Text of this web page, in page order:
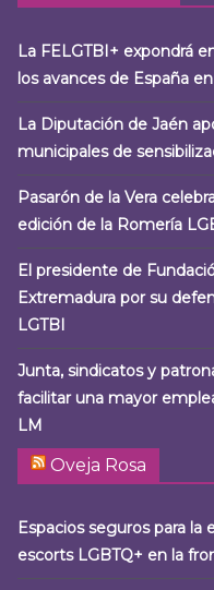
La FELGTBI+ expondrá
los avances de España
La Diputación de Jaén
municipales de
Pasarón de la Vera
edición de la Romería
El presidente de
Extremadura por su
LGTBI
Junta, sindicatos y
facilitar una mayor
LM
Oveja Rosa
Espacios seguros para
escorts LGBTQ+ en la